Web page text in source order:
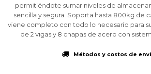
permitiéndote sumar niveles de
sencilla y segura. Soporta hasta 800kg de
viene completo con todo lo necesario para
de 2 vigas y 8 chapas de acero con
Métodos y costos de